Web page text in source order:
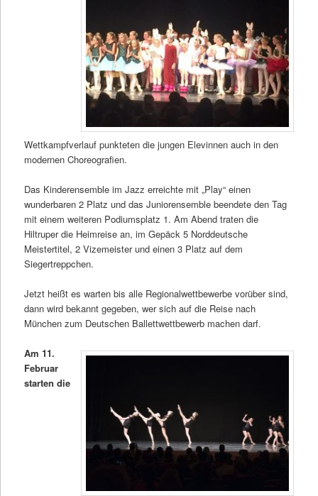
Wettkampfverlauf punkteten die jungen Elevinnen auch in den
modernen Choreografien.
Das Kinderensemble im Jazz erreichte mit „Play“ einen
wunderbaren 2 Platz und das Juniorensemble beendete den Tag
mit einem weiteren Podiumsplatz 1. Am Abend traten die
Hiltruper die Heimreise an, im Gepäck 5 Norddeutsche
Meistertitel, 2 Vizemeister und einen 3 Platz auf dem
Siegertreppchen.
Jetzt heißt es warten bis alle Regionalwettbewerbe vorüber sind,
dann wird bekannt gegeben, wer sich auf die Reise nach
München zum Deutschen Ballettwettbewerb machen darf.
Am 11.
Februar
starten die